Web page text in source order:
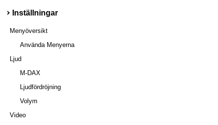
Inställningar
Menyöversikt
Använda Menyerna
Ljud
M-DAX
Ljudfördröjning
Volym
Video